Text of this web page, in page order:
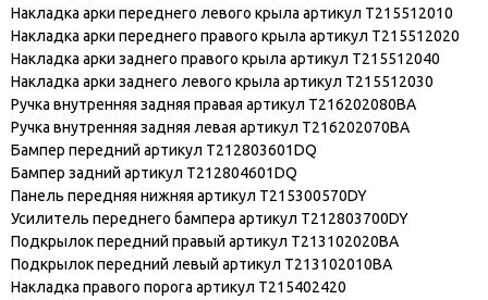
Накладка арки переднего левого крыла артикул T215512010
Накладка арки переднего правого крыла артикул T215512020
Накладка арки заднего правого крыла артикул T215512040
Накладка арки заднего левого крыла артикул T215512030
Ручка внутренняя задняя правая артикул T216202080BA
Ручка внутренняя задняя левая артикул T216202070BA
Бампер передний артикул T212803601DQ
Бампер задний артикул T212804601DQ
Панель передняя нижняя артикул T215300570DY
Усилитель переднего бампера артикул T212803700DY
Подкрылок передний правый артикул T213102020BA
Подкрылок передний левый артикул T213102010BA
Накладка правого порога артикул T215402420